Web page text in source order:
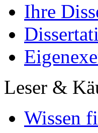
Ihre
Leser &
Wissen